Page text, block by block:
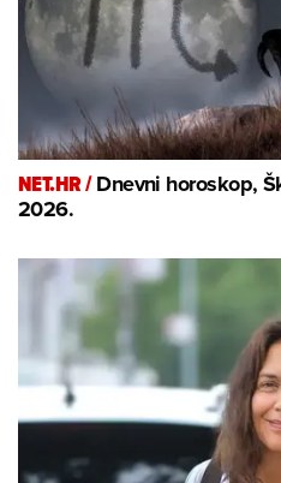
NET.HR /Dnevni horoskop,
2026.